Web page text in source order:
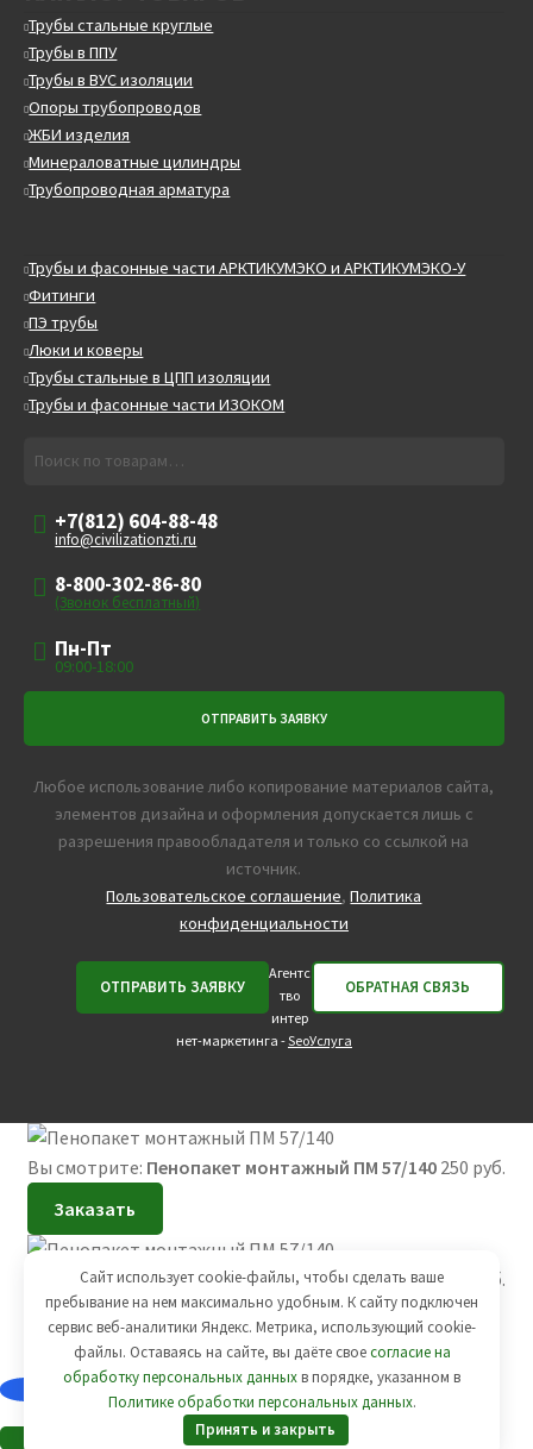
Трубы стальные круглые
Трубы в ППУ
Трубы в ВУС изоляции
Опоры трубопроводов
ЖБИ изделия
Минераловатные цилиндры
Трубопроводная арматура
Трубы и фасонные части АРКТИКУМЭКО и АРКТИКУМЭКО-У
Фитинги
ПЭ трубы
Люки и коверы
Трубы стальные в ЦПП изоляции
Трубы и фасонные части ИЗОКОМ
+7(812) 604-88-48
info@civilizationzti.ru
8-800-302-86-80
(Звонок бесплатный)
Пн-Пт
09:00-18:00
Любое использование либо копирование материалов сайта,
элементов дизайна и оформления допускается лишь с
разрешения правообладателя и только со ссылкой на
источник.
Пользовательское соглашение,Политика
конфиденциальности
Агентс
тво
интер
нет-маркетинга -SeoУслуга
Вы смотрите: Пенопакет монтажный ПМ 57/140 250 руб.
Заказать
Вы смотрите:Пенопакет монтажный ПМ 57/140250
руб.
Добавить в корзину
Сайт использует cookie-файлы, чтобы сделать ваше
пребывание на нем максимально удобным. К cайту подключен
сервис веб-аналитики Яндекс. Метрика, использующий cookie-
файлы. Оставаясь на сайте, вы даёте своесогласие на
обработку персональных данныхв порядке, указанном в
Политике обработки персональных данных.
Принять и закрыть